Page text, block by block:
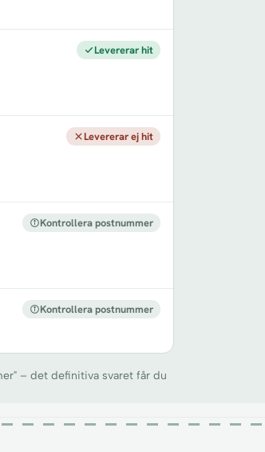
Levererar hit
Levererar ej hit
Kontrollera postnummer
Kontrollera postnummer
– det definitiva svaret får du